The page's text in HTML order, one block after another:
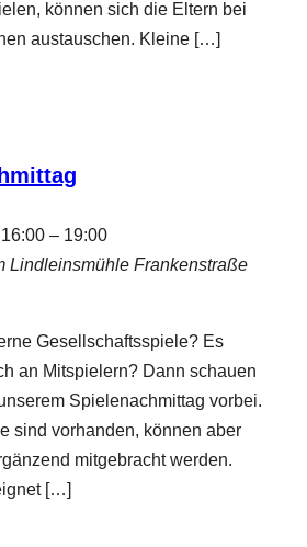
können sich die Eltern bei
austauschen. Kleine […]
– 19:00
Lindleinsmühle Frankenstraße
Gesellschaftsspiele? Es
an Mitspielern? Dann schauen
Spielenachmittag vorbei.
sind vorhanden, können aber
mitgebracht werden.
[…]